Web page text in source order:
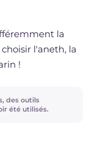
la
l'aneth, la
!
des outils
été utilisés.